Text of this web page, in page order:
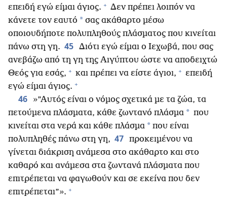
επειδή εγώ είμαι άγιος. + Δεν πρέπει λοιπόν να
κάνετε τον εαυτό * σας ακάθαρτο μέσω
οποιουδήποτε πολυπληθούς πλάσματος που κινείται
πάνω στη γη. 45 Διότι εγώ είμαι ο Ιεχωβά, που σας
ανεβάζω από τη γη της Αιγύπτου ώστε να αποδειχτώ
Θεός για εσάς, + και πρέπει να είστε άγιοι, + επειδή
εγώ είμαι άγιος. +
46
»”Αυτός είναι ο νόμος σχετικά με τα ζώα, τα
πετούμενα πλάσματα, κάθε ζωντανό πλάσμα * που
κινείται στα νερά και κάθε πλάσμα * που είναι
πολυπληθές πάνω στη γη, 47 προκειμένου να
γίνεται διάκριση ανάμεσα στο ακάθαρτο και στο
καθαρό και ανάμεσα στα ζωντανά πλάσματα που
επιτρέπεται να φαγωθούν και σε εκείνα που δεν
επιτρέπεται”». +